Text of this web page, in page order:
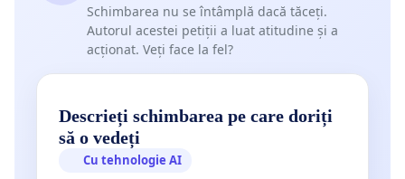
Schimbarea nu se întâmplă dacă tăceți.
Autorul acestei petiții a luat atitudine și a
acționat. Veți face la fel?
Descrieți schimbarea pe care doriți
să o vedeți
Cu tehnologie AI